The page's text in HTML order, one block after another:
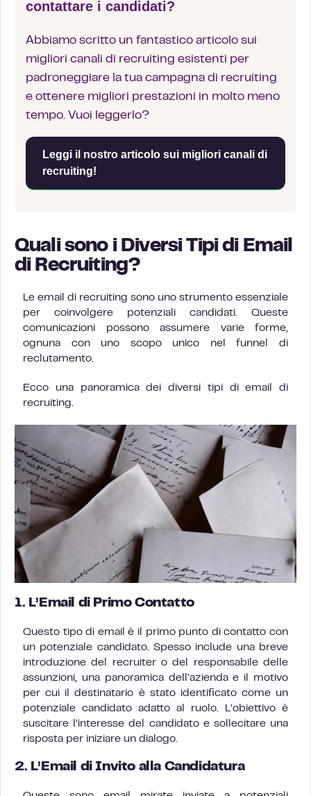
contattare i candidati?
Abbiamo scritto un fantastico articolo sui
migliori canali di recruiting esistenti per
padroneggiare la tua campagna di recruiting
e ottenere migliori prestazioni in molto meno
tempo. Vuoi leggerlo?
Leggi il nostro articolo sui migliori canali di
recruiting!
Quali sono i Diversi Tipi di Email
di Recruiting?
Le email di recruiting sono uno strumento essenziale
per coinvolgere potenziali candidati. Queste
comunicazioni possono assumere varie forme,
ognuna con uno scopo unico nel funnel di
reclutamento.
Ecco una panoramica dei diversi tipi di email di
recruiting.
1. L’Email di Primo Contatto
Questo tipo di email è il primo punto di contatto con
un potenziale candidato. Spesso include una breve
introduzione del recruiter o del responsabile delle
assunzioni, una panoramica dell’azienda e il motivo
per cui il destinatario è stato identificato come un
potenziale candidato adatto al ruolo. L’obiettivo è
suscitare l’interesse del candidato e sollecitare una
risposta per iniziare un dialogo.
2. L’Email di Invito alla Candidatura